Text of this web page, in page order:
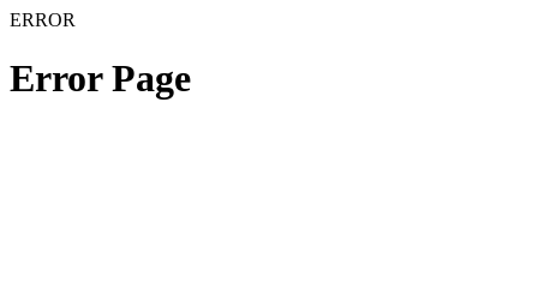
ERROR
Error Page